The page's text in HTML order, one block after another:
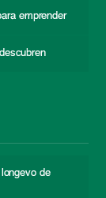
emprender
de